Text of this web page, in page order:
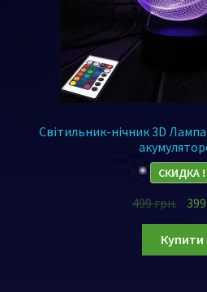
Світильник-нічник 3D
СКИДКА !
499грн. 399
Купити